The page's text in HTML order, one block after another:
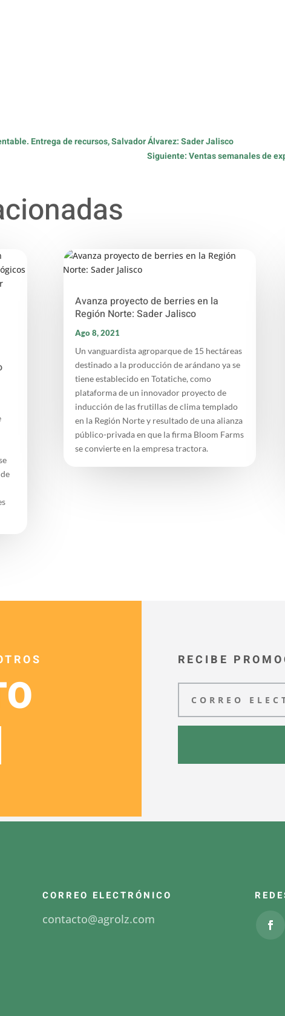
Entrega de recursos, Salvador Álvarez: Sader Jalisco
Siguiente: Ventas semanales de
Avanza proyecto de berries en la
Región Norte: Sader Jalisco
Ago 8, 2021
Un vanguardista agroparque de 15 hectáreas
destinado a la producción de arándano ya se
tiene establecido en Totatiche, como
plataforma de un innovador proyecto de
inducción de las frutillas de clima templado
en la Región Norte y resultado de una alianza
público-privada en que la firma Bloom Farms
se convierte en la empresa tractora.
RECIBE
CORREO ELECTRÓNICO
contacto@agrolz.com